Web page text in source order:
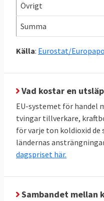
enda land redan
det gäller de
ligger på trettonde
återfinns Malta,
Övrigt
Summa
Källa: Eurostat/
Vad kostar en
EU-systemet för handel
tvingar tillverkare,
för varje ton koldioxid de
ländernas
dagspriset här.
Sambandet mellan